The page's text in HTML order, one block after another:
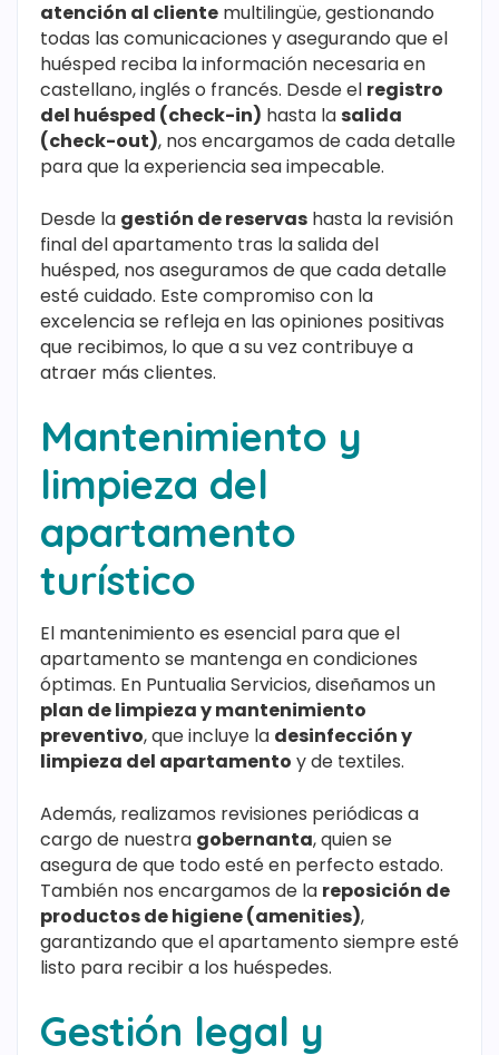
atención al cliente multilingüe, gestionando
todas las comunicaciones y asegurando que el
huésped reciba la información necesaria en
castellano, inglés o francés. Desde el registro
del huésped (check-in) hasta la salida
(check-out), nos encargamos de cada detalle
para que la experiencia sea impecable.
Desde la gestión de reservas hasta la revisión
final del apartamento tras la salida del
huésped, nos aseguramos de que cada detalle
esté cuidado. Este compromiso con la
excelencia se refleja en las opiniones positivas
que recibimos, lo que a su vez contribuye a
atraer más clientes.
Mantenimiento y
limpieza del
apartamento
turístico
El mantenimiento es esencial para que el
apartamento se mantenga en condiciones
óptimas. En Puntualia Servicios, diseñamos un
plan de limpieza y mantenimiento
preventivo, que incluye la desinfección y
limpieza del apartamento y de textiles.
Además, realizamos revisiones periódicas a
cargo de nuestra gobernanta, quien se
asegura de que todo esté en perfecto estado.
También nos encargamos de la reposición de
productos de higiene (amenities),
garantizando que el apartamento siempre esté
listo para recibir a los huéspedes.
Gestión legal y